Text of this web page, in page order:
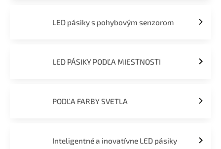
LED pásiky s pohybovým senzorom
LED PÁSIKY PODĽA MIESTNOSTI
PODĽA FARBY SVETLA
Inteligentné a inovatívne LED pásiky